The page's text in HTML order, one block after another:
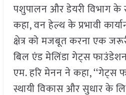
पशुपालन और डेयरी विभाग के
कहा, वन हेल्थ के प्रभावी
क्षेत्र को मजबूत करना एक
बिल एंड मेलिंडा गेट्स
एम. हरि मेनन ने कहा, ‘‘गेट्स
स्थायी विकास और सुधार के